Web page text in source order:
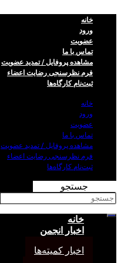
خانه
ورود
عضویت
تماس با ما
مشاهده پروفایل / تمدید عضویت
فرم نظر‌سنجی رضایت اعضاء
ثبت‌نام کارگاه‌ها
خانه
ورود
عضویت
تماس با ما
مشاهده پروفایل / تمدید عضویت
فرم نظر‌سنجی رضایت اعضاء
ثبت‌نام کارگاه‌ها
جستجو
خانه
اخبار انجمن
اخبار کمیته‌ها